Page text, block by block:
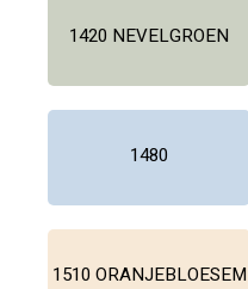
1420 NEVELGROEN
1480
1510 ORANJEBLOESEM